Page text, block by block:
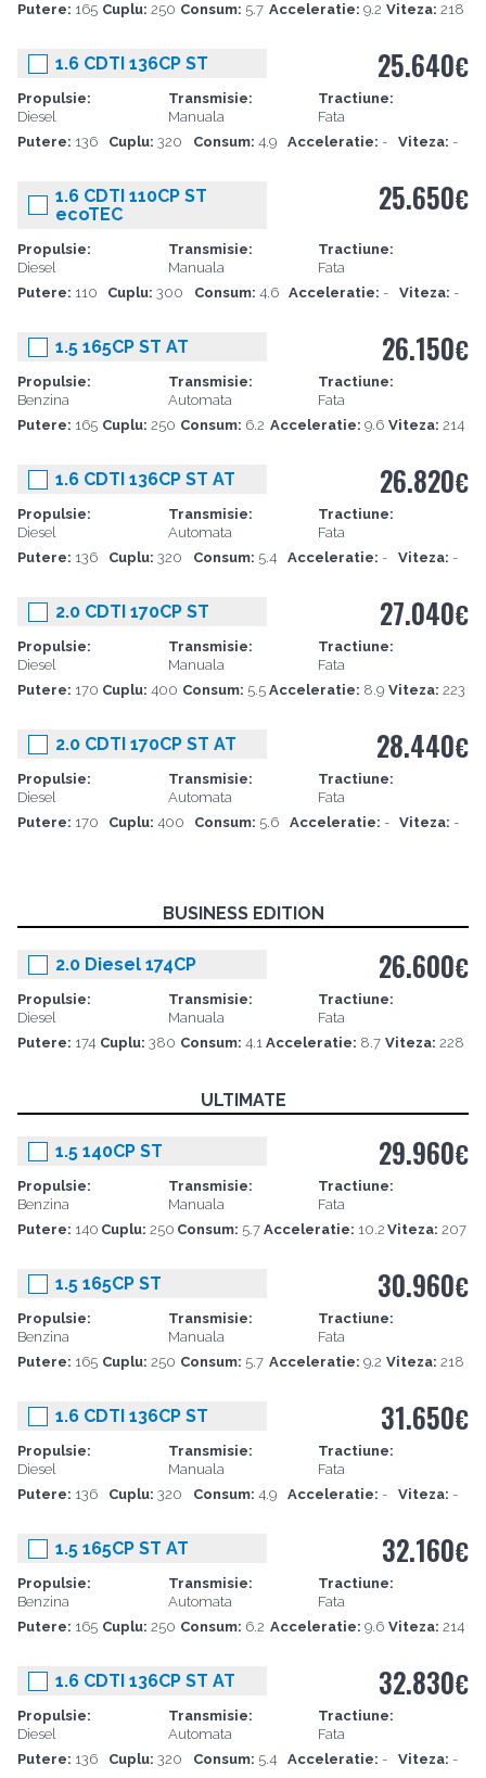
Putere: 165 Cuplu:250 Consum: 5.7 Acceleratie: 9.2 Viteza: 218
1.6 CDTI 136CP ST
Propulsie:
Diesel
Transmisie:
Manuala
Tractiune:
Fata
Putere: 136 Cuplu: 320 Consum: 4.9 Acceleratie: - Viteza: -
25.640€
1.6 CDTI 110CP ST
ecoTEC
Propulsie:
Diesel
Transmisie:
Manuala
Tractiune:
Fata
Putere: 110 Cuplu:300 Consum: 4.6 Acceleratie: - Viteza: -
25.650€
1.5 165CP ST AT
Propulsie:
Benzina
Transmisie:
Automata
Tractiune:
Fata
Putere: 165 Cuplu:250 Consum: 6.2 Acceleratie: 9.6 Viteza: 214
26.150€
1.6 CDTI 136CP ST AT
Propulsie:
Diesel
Transmisie:
Automata
Tractiune:
Fata
Putere: 136 Cuplu: 320 Consum: 5.4 Acceleratie: - Viteza: -
26.820€
2.0 CDTI 170CP ST
Propulsie:
Diesel
Transmisie:
Manuala
Tractiune:
Fata
Putere: 170 Cuplu:400 Consum: 5.5 Acceleratie: 8.9 Viteza: 223
27.040€
2.0 CDTI 170CP ST AT
Propulsie:
Diesel
Transmisie:
Automata
Tractiune:
Fata
Putere: 170 Cuplu:400 Consum: 5.6 Acceleratie: - Viteza: -
28.440€
BUSINESS EDITION
2.0 Diesel 174CP
Propulsie:
Diesel
Transmisie:
Manuala
Tractiune:
Fata
Putere: 174 Cuplu: 380 Consum: 4.1 Acceleratie: 8.7 Viteza:228
26.600€
ULTIMATE
1.5 140CP ST
Propulsie:
Benzina
Transmisie:
Manuala
Tractiune:
Fata
Putere: 140 Cuplu:250 Consum: 5.7 Acceleratie: 10.2 Viteza: 207
29.960€
1.5 165CP ST
Propulsie:
Benzina
Transmisie:
Manuala
Tractiune:
Fata
Putere: 165 Cuplu:250 Consum: 5.7 Acceleratie: 9.2 Viteza: 218
30.960€
1.6 CDTI 136CP ST
Propulsie:
Diesel
Transmisie:
Manuala
Tractiune:
Fata
Putere: 136 Cuplu: 320 Consum: 4.9 Acceleratie: - Viteza: -
31.650€
1.5 165CP ST AT
Propulsie:
Benzina
Transmisie:
Automata
Tractiune:
Fata
Putere: 165 Cuplu:250 Consum: 6.2 Acceleratie: 9.6 Viteza: 214
32.160€
1.6 CDTI 136CP ST AT
Propulsie:
Diesel
Transmisie:
Automata
Tractiune:
Fata
Putere: 136 Cuplu: 320 Consum: 5.4 Acceleratie: - Viteza: -
32.830€